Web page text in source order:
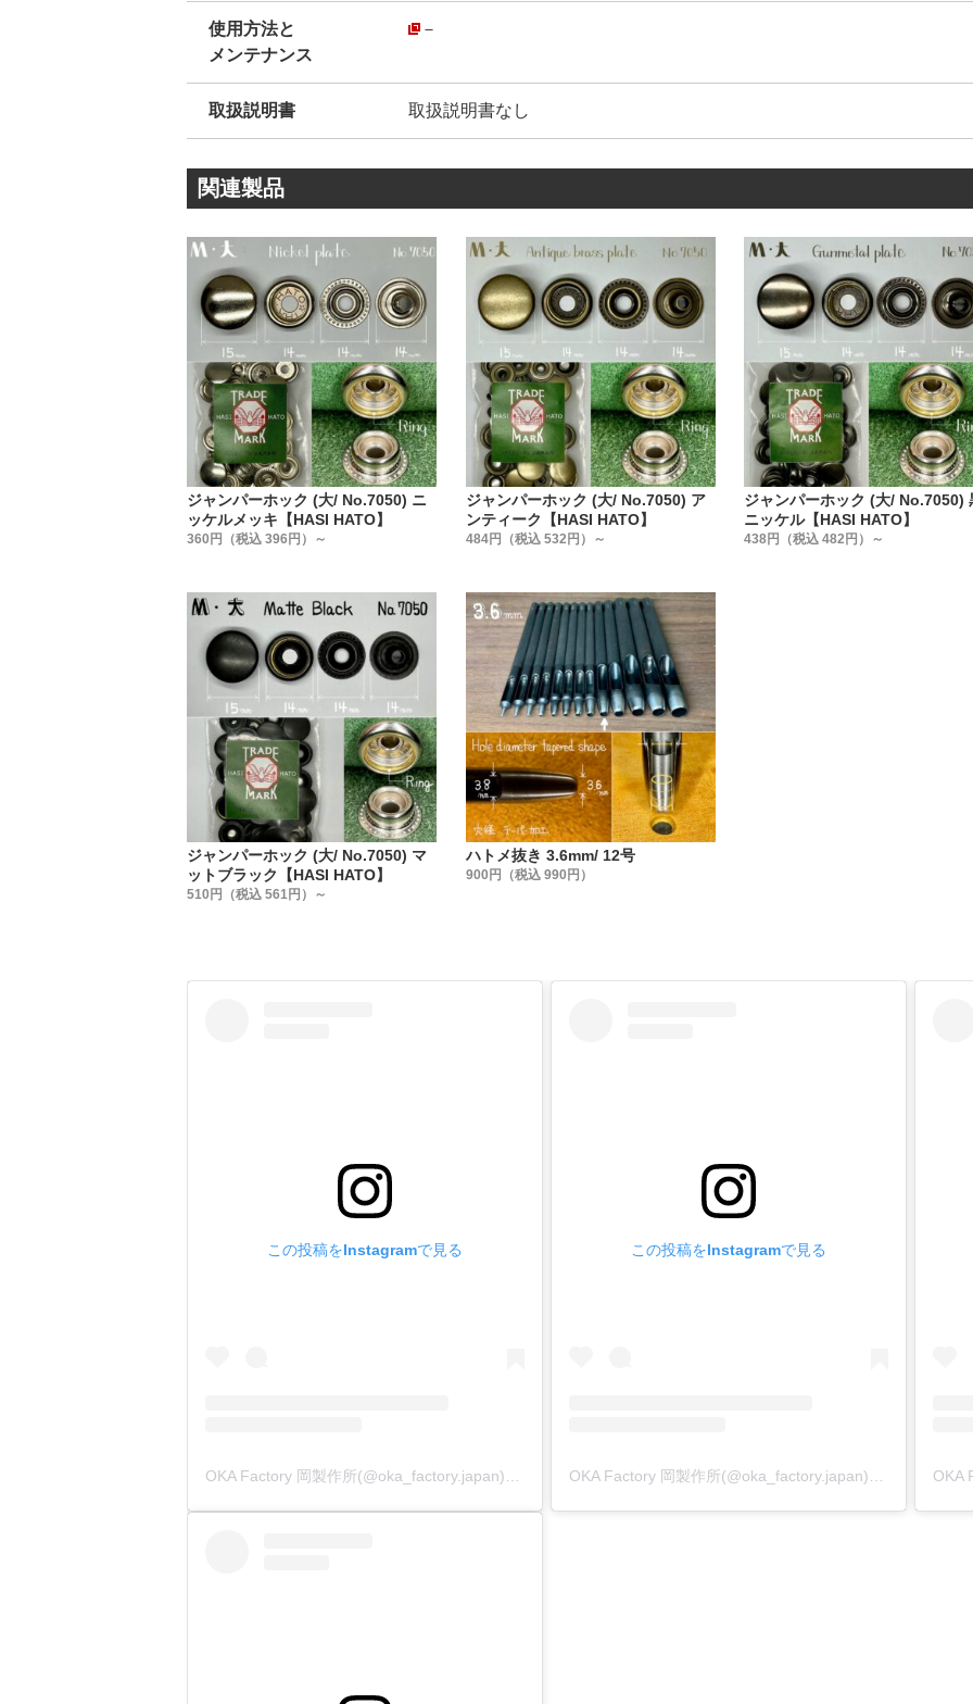
ん。
金具１つをとっても、世界中には様々なメーカーがあります。
外径が同じサイズだから、どこの金具メーカーを使っても同じというわ
金具は、製造しているメーカーの金型によって、わずかに形状やRが異
金具を止める作業において【金具メーカーの規格に合わせて作った工具
ネット通販等で販売されている打駒は、安価な物から高価な物まで様々
共通しているのは『どこの金具メーカーに合わせて作った工具なのか』
私たちは製造元ですから、その工具が【どこの金具メーカーのために作
だからこそ、その情報をあえて明記しているのです。
今回製造にあたり、世の中で販売されている打駒を、1から見直しまし
『何が良くて何が悪いのか』を私達レザークラフト専門工場の視点から
1. 金具を図面に数値化して工具を作る事。
2. 大まかな寸法公差を無くし、国産ハンドプレス機の規格に合わせて統
3. 金具に傷が付かない鏡面加工にする事。
4. 専用手打ち棒で、上駒だけで止められる様にする事。
【特徴】
1.【金具を図面に数値化して工具を作る !】
製造にあたり、一番最初に取り掛かった事は『金具の数値化』です。
『HASI HATO』は金具作りを100年の長い歴史の中で築き上げてきまし
長い時間をかけて、洗練され、研ぎ澄まされてきた『HASI HATO』金
た形状です。
2.【大まかな寸法公差を無くし、規格に合わせて統一する !】
画像にもある様に、他社製品の打駒は加工傷がついています。
丸棒(素材)を回転させて加工している為、加工傷がどうしても付いてしま
この傷が金具を止めた時に『金具に写ってしまう』のです。
弊社製品は、頭用下駒の鏡面加工にこだわりました。
①全体に『焼入れ加工』を施して耐摩耗性を向上させる。
使用方法と
メンテナンス
－
取扱説明書 取扱説明書なし
関連製品
ジャンパーホック (大/ No.7050) ニ
ッケルメッキ【HASI HATO】
360円（税込 396円）～
ジャンパーホック (大/ No.7050) ア
ンティーク【HASI HATO】
484円（税込 532円）～
ジャンパーホック (大/ No.7050)
ニッケル【HASI HATO】
438円（税込 482円）～
ジャンパーホック (大/ No.7050) マ
ットブラック【HASI HATO】
510円（税込 561円）～
ハトメ抜き 3.6mm/ 12号
900円（税込 990円）
この投稿をInstagramで見る この投稿をInstagramで見る